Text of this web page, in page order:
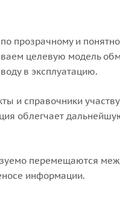
прозрачному и
целевую модель
в эксплуатацию.
и справочники
облегчает
перемещаются
информации.